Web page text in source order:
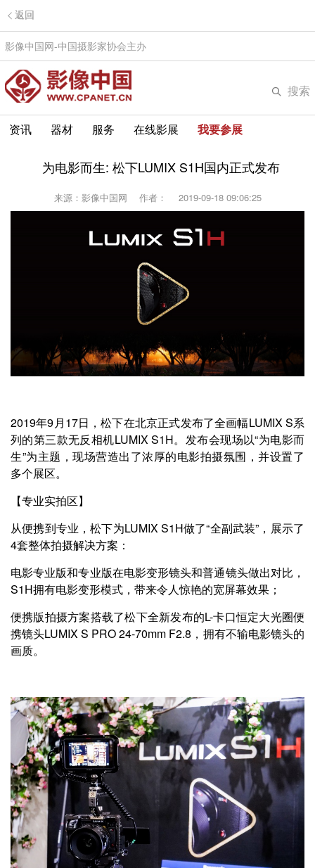
返回
影像中国网-中国摄影家协会主办
搜索
资讯 器材 服务 在线影展 我要参展
为电影而生: 松下LUMIX S1H国内正式发布
来源：影像中国网 作者： 2019-09-18 09:06:25
2019年9月17日，松下在北京正式发布了全画幅LUMIX S系
列的第三款无反相机LUMIX S1H。发布会现场以“为电影而
生”为主题，现场营造出了浓厚的电影拍摄氛围，并设置了
多个展区。
【专业实拍区】
从便携到专业，松下为LUMIX S1H做了“全副武装”，展示了
4套整体拍摄解决方案：
电影专业版和专业版在电影变形镜头和普通镜头做出对比，
S1H拥有电影变形模式，带来令人惊艳的宽屏幕效果；
便携版拍摄方案搭载了松下全新发布的L-卡口恒定大光圈便
携镜头LUMIX S PRO 24-70mm F2.8，拥有不输电影镜头的
画质。